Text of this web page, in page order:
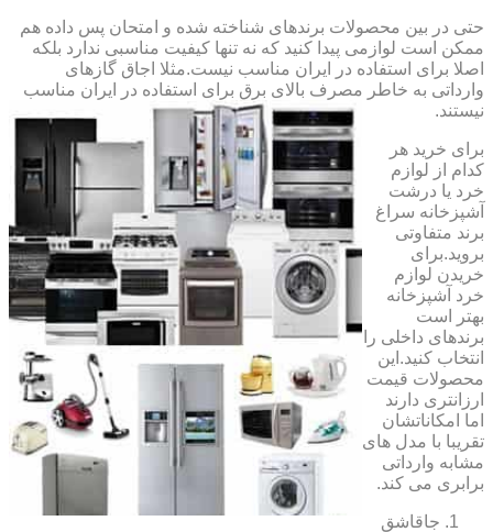
حتی در بین محصولات برندهای شناخته شده و امتحان پس داده هم
ممکن است لوازمی پیدا کنید که نه تنها کیفیت مناسبی ندارد بلکه
اصلا برای استفاده در ایران مناسب نیست.مثلا اجاق گازهای
وارداتی به خاطر مصرف بالای برق برای استفاده در ایران مناسب
نیستند.
برای خرید هر
کدام از لوازم
خرد یا درشت
آشپزخانه سراغ
برند متفاوتی
بروید.برای
خریدن لوازم
خرد آشپزخانه
بهتر است
برندهای داخلی را
انتخاب کنید.این
محصولات قیمت
ارزانتری دارند
اما امکاناتشان
تقریبا با مدل های
مشابه وارداتی
برابری می کند.
جاقاشق